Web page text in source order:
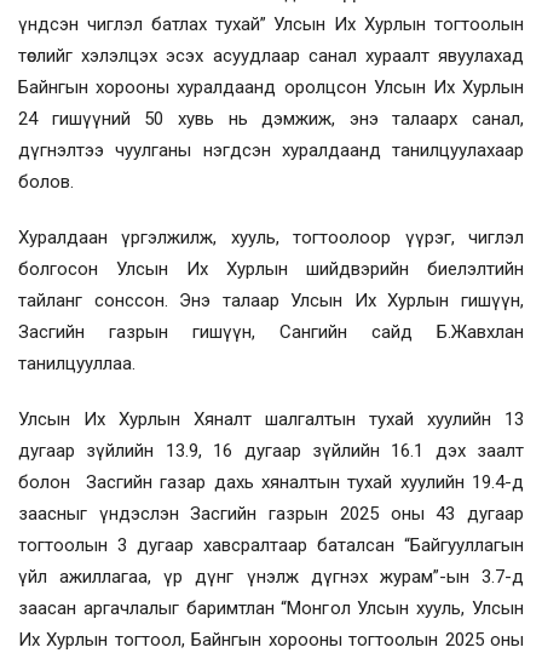
үндсэн чиглэл батлах тухай” Улсын Их Хурлын тогтоолын
төслийг хэлэлцэх эсэх асуудлаар санал хураалт явуулахад
Байнгын хорооны хуралдаанд оролцсон Улсын Их Хурлын
24 гишүүний 50 хувь нь дэмжиж, энэ талаарх санал,
дүгнэлтээ чуулганы нэгдсэн хуралдаанд танилцуулахаар
болов.
Хуралдаан үргэлжилж, хууль, тогтоолоор үүрэг, чиглэл
болгосон Улсын Их Хурлын шийдвэрийн биелэлтийн
тайланг сонссон. Энэ талаар Улсын Их Хурлын гишүүн,
Засгийн газрын гишүүн, Сангийн сайд Б.Жавхлан
танилцууллаа.
Улсын Их Хурлын Хяналт шалгалтын тухай хуулийн 13
дугаар зүйлийн 13.9, 16 дугаар зүйлийн 16.1 дэх заалт
болон Засгийн газар дахь хяналтын тухай хуулийн 19.4-д
заасныг үндэслэн Засгийн газрын 2025 оны 43 дугаар
тогтоолын 3 дугаар хавсралтаар баталсан “Байгууллагын
үйл ажиллагаа, үр дүнг үнэлж дүгнэх журам”-ын 3.7-д
заасан аргачлалыг баримтлан “Монгол Улсын хууль, Улсын
Их Хурлын тогтоол, Байнгын хорооны тогтоолын 2025 оны